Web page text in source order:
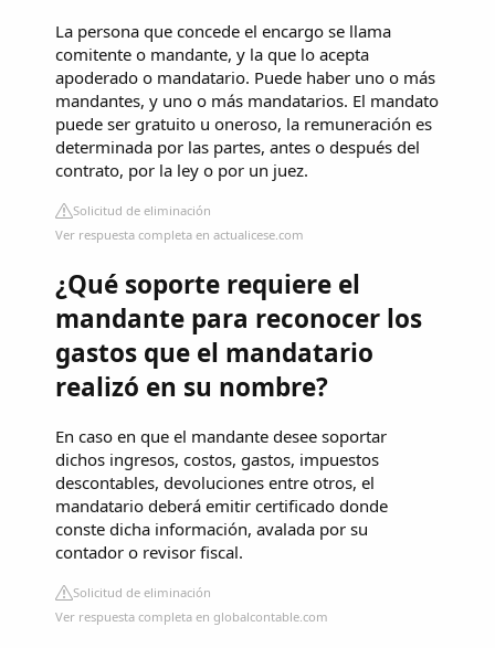
La persona que concede el encargo se llama
comitente o mandante, y la que lo acepta
apoderado o mandatario. Puede haber uno o más
mandantes, y uno o más mandatarios. El mandato
puede ser gratuito u oneroso, la remuneración es
determinada por las partes, antes o después del
contrato, por la ley o por un juez.
Solicitud de eliminación
Ver respuesta completa en actualicese.com
¿Qué soporte requiere el
mandante para reconocer los
gastos que el mandatario
realizó en su nombre?
En caso en que el mandante desee soportar
dichos ingresos, costos, gastos, impuestos
descontables, devoluciones entre otros, el
mandatario deberá emitir certificado donde
conste dicha información, avalada por su
contador o revisor fiscal.
Solicitud de eliminación
Ver respuesta completa en globalcontable.com